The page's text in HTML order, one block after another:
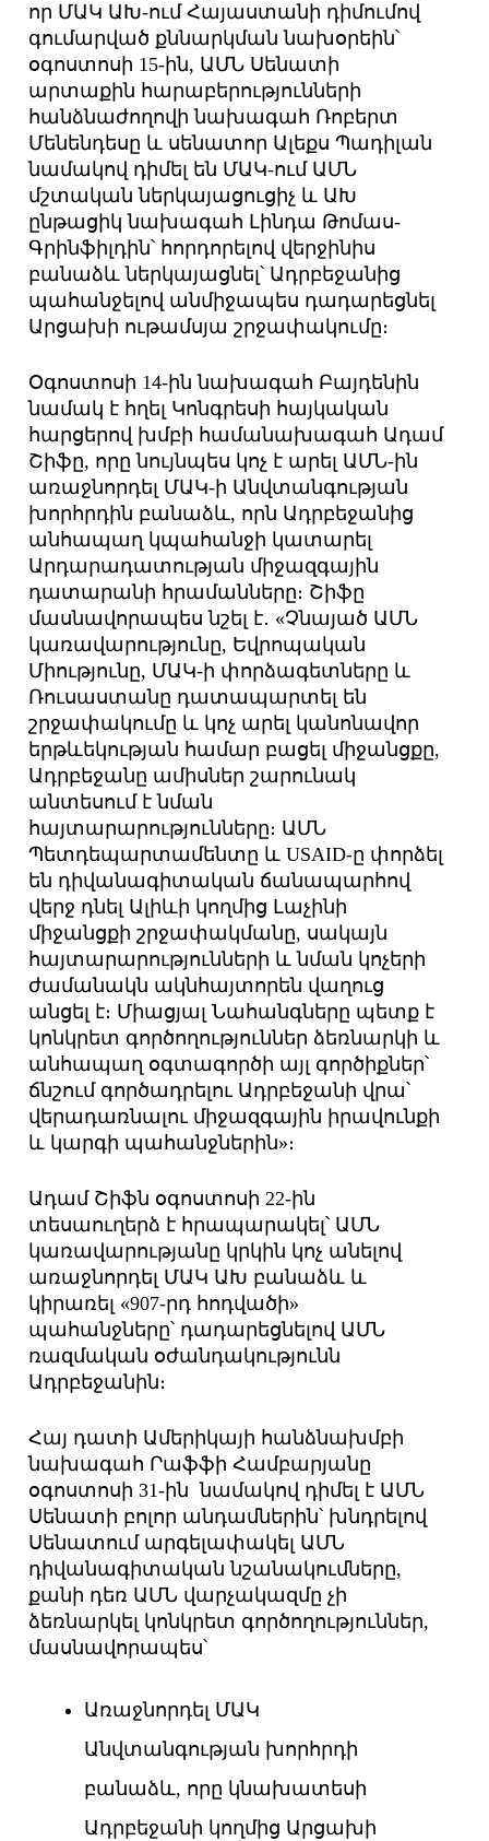
որ ՄԱԿ ԱԽ-ում Հայաստանի դիմումով
գումարված քննարկման նախօրեին՝
օգոստոսի 15-ին, ԱՄՆ Սենատի
արտաքին հարաբերությունների
հանձնաժողովի նախագահ Ռոբերտ
Մենենդեսը և սենատոր Ալեքս Պադիլան
նամակով դիմել են ՄԱԿ-ում ԱՄՆ
մշտական ներկայացուցիչ և ԱԽ
ընթացիկ նախագահ Լինդա Թոմաս-
Գրինֆիլդին՝ հորդորելով վերջինիս
բանաձև ներկայացնել՝ Ադրբեջանից
պահանջելով անմիջապես դադարեցնել
Արցախի ութամսյա շրջափակումը։
Օգոստոսի 14-ին նախագահ Բայդենին
նամակ է հղել Կոնգրեսի հայկական
հարցերով խմբի համանախագահ Ադամ
Շիֆը, որը նույնպես կոչ է արել ԱՄՆ-ին
առաջնորդել ՄԱԿ-ի Անվտանգության
խորհրդին բանաձև, որն Ադրբեջանից
անհապաղ կպահանջի կատարել
Արդարադատության միջազգային
դատարանի հրամանները։ Շիֆը
մասնավորապես նշել է․ «Չնայած ԱՄՆ
կառավարությունը, Եվրոպական
Միությունը, ՄԱԿ-ի փորձագետները և
Ռուսաստանը դատապարտել են
շրջափակումը և կոչ արել կանոնավոր
երթևեկության համար բացել միջանցքը,
Ադրբեջանը ամիսներ շարունակ
անտեսում է նման
հայտարարությունները։ ԱՄՆ
Պետդեպարտամենտը և USAID-ը փորձել
են դիվանագիտական ճանապարհով
վերջ դնել Ալիևի կողմից Լաչինի
միջանցքի շրջափակմանը, սակայն
հայտարարությունների և նման կոչերի
ժամանակն ակնհայտորեն վաղուց
անցել է։ Միացյալ Նահանգները պետք է
կոնկրետ գործողություններ ձեռնարկի և
անհապաղ օգտագործի այլ գործիքներ՝
ճնշում գործադրելու Ադրբեջանի վրա՝
վերադառնալու միջազգային իրավունքի
և կարգի պահանջներին»։
Ադամ Շիֆն օգոստոսի 22-ին
տեսաուղերձ է հրապարակել՝ ԱՄՆ
կառավարությանը կրկին կոչ անելով
առաջնորդել ՄԱԿ ԱԽ բանաձև և
կիրառել «907-րդ հոդվածի»
պահանջները՝ դադարեցնելով ԱՄՆ
ռազմական օժանդակությունն
Ադրբեջանին։
Հայ դատի Ամերիկայի հանձնախմբի
նախագահ Րաֆֆի Համբարյանը
օգոստոսի 31-ին նամակով դիմել է ԱՄՆ
Սենատի բոլոր անդամներին՝ խնդրելով
Սենատում արգելափակել ԱՄՆ
դիվանագիտական նշանակումները,
քանի դեռ ԱՄՆ վարչակազմը չի
ձեռնարկել կոնկրետ գործողություններ,
մասնավորապես՝
Առաջնորդել ՄԱԿ
Անվտանգության խորհրդի
բանաձև, որը կնախատեսի
Ադրբեջանի կողմից Արցախի